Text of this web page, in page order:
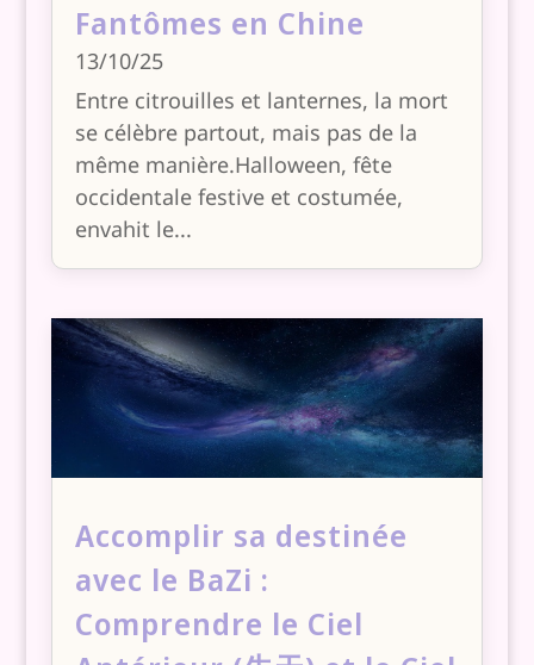
Fantômes en Chine
13/10/25
Entre citrouilles et lanternes, la mort
se célèbre partout, mais pas de la
même manière.Halloween, fête
occidentale festive et costumée,
envahit le...
Accomplir sa destinée
avec le BaZi :
Comprendre le Ciel